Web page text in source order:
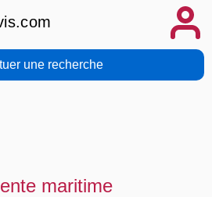
une recherche
maritime